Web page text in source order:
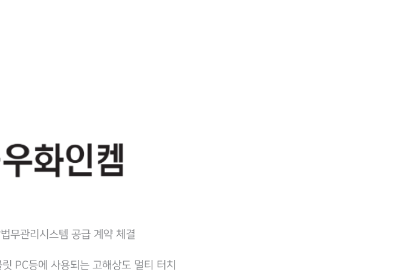
무관리시스템 공급 계약 체결
PC등에 사용되는 고해상도 멀티 터치